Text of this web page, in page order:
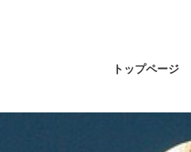
トップページ